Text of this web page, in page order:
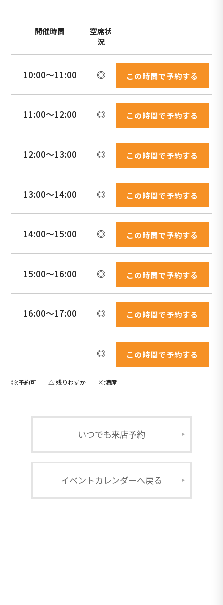
開催時間
空席状
況
10:00〜11:00 ◎ この時間で予約する
11:00〜12:00 ◎ この時間で予約する
12:00〜13:00 ◎ この時間で予約する
13:00〜14:00 ◎ この時間で予約する
14:00〜15:00 ◎ この時間で予約する
15:00〜16:00 ◎ この時間で予約する
16:00〜17:00 ◎ この時間で予約する
◎ この時間で予約する
◎ 予約可 △ 残りわずか × 満席
いつでも来店予約
イベントカレンダーへ戻る